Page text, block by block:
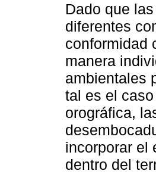
Dado que
diferentes
conformidad
manera
ambientales
tal es el
orográfica,
incorporar el
dentro del